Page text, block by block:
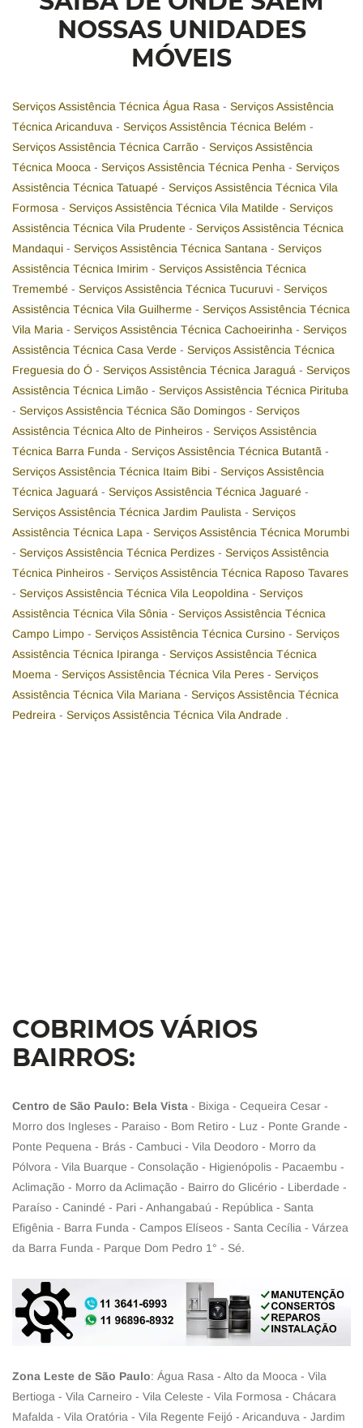
NOSSAS UNIDADES
MÓVEIS
Serviços Assistência Técnica Água Rasa - Serviços Assistência
Técnica Aricanduva - Serviços Assistência Técnica Belém -
Serviços Assistência Técnica Carrão - Serviços Assistência
Técnica Mooca - Serviços Assistência Técnica Penha - Serviços
Assistência Técnica Tatuapé - Serviços Assistência Técnica Vila
Formosa - Serviços Assistência Técnica Vila Matilde - Serviços
Assistência Técnica Vila Prudente - Serviços Assistência Técnica
Mandaqui - Serviços Assistência Técnica Santana - Serviços
Assistência Técnica Imirim - Serviços Assistência Técnica
Tremembé - Serviços Assistência Técnica Tucuruvi - Serviços
Assistência Técnica Vila Guilherme - Serviços Assistência Técnica
Vila Maria - Serviços Assistência Técnica Cachoeirinha - Serviços
Assistência Técnica Casa Verde - Serviços Assistência Técnica
Freguesia do Ó - Serviços Assistência Técnica Jaraguá - Serviços
Assistência Técnica Limão - Serviços Assistência Técnica Pirituba
- Serviços Assistência Técnica São Domingos - Serviços
Assistência Técnica Alto de Pinheiros - Serviços Assistência
Técnica Barra Funda - Serviços Assistência Técnica Butantã -
Serviços Assistência Técnica Itaim Bibi - Serviços Assistência
Técnica Jaguará - Serviços Assistência Técnica Jaguaré -
Serviços Assistência Técnica Jardim Paulista - Serviços
Assistência Técnica Lapa - Serviços Assistência Técnica Morumbi
- Serviços Assistência Técnica Perdizes - Serviços Assistência
Técnica Pinheiros - Serviços Assistência Técnica Raposo Tavares
- Serviços Assistência Técnica Vila Leopoldina - Serviços
Assistência Técnica Vila Sônia - Serviços Assistência Técnica
Campo Limpo - Serviços Assistência Técnica Cursino - Serviços
Assistência Técnica Ipiranga - Serviços Assistência Técnica
Moema - Serviços Assistência Técnica Vila Peres - Serviços
Assistência Técnica Vila Mariana - Serviços Assistência Técnica
Pedreira - Serviços Assistência Técnica Vila Andrade .
COBRIMOS VÁRIOS
BAIRROS:
Centro de São Paulo: Bela Vista - Bixiga - Cequeira Cesar -
Morro dos Ingleses - Paraiso - Bom Retiro - Luz - Ponte Grande -
Ponte Pequena - Brás - Cambuci - Vila Deodoro - Morro da
Pólvora - Vila Buarque - Consolação - Higienópolis - Pacaembu -
Aclimação - Morro da Aclimação - Bairro do Glicério - Liberdade -
Paraíso - Canindé - Pari - Anhangabaú - República - Santa
Efigênia - Barra Funda - Campos Elíseos - Santa Cecília - Várzea
da Barra Funda - Parque Dom Pedro 1° - Sé.
Zona Leste de São Paulo: Água Rasa - Alto da Mooca - Vila
Bertioga - Vila Carneiro - Vila Celeste - Vila Formosa - Chácara
Mafalda - Vila Oratória - Vila Regente Feijó - Aricanduva - Jardim